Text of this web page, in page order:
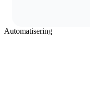
Automatisering